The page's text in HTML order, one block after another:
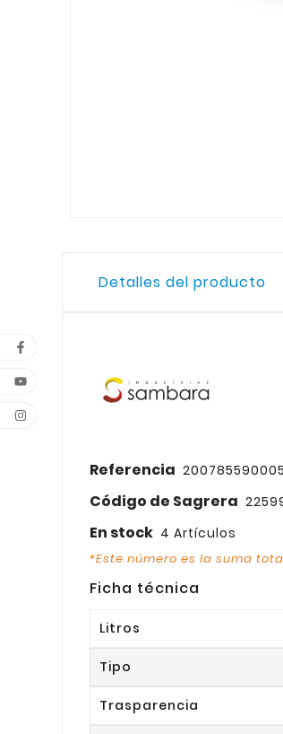
Detalles del producto
Referencia 200785590005
Código de Sagrera
En stock 4 Artículos
*Este número es la suma
Ficha técnica
Litros
Tipo
Trasparencia